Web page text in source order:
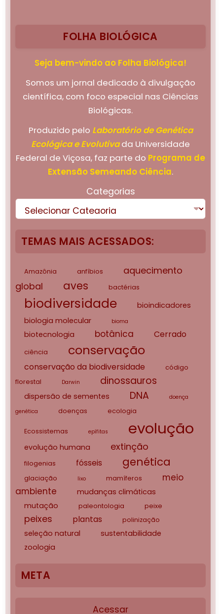
FOLHA BIOLÓGICA
Seja bem-vindo ao Folha Biológica!
Somos um jornal dedicado à divulgação
científica, com foco especial nas Ciências
Biológicas.
Produzido pelo Laboratório de Genética
Ecológica e Evolutivada Universidade
Federal de Viçosa, faz parte do Programa de
Extensão Semeando Ciência.
Categorias
TEMAS MAIS ACESSADOS:
Amazônia anfíbios
aquecimento
global
aves bactérias
biodiversidade
bioindicadores
biologia molecular
bioma
biotecnologia botânica Cerrado
ciência conservação
conservação da biodiversidade
código
florestal
Darwin dinossauros
dispersão de sementes DNA
doença
genética
doenças ecologia
Ecossistemas epífitas evolução
evolução humana extinção
filogenias fósseis genética
glaciação lixo mamíferos
meio
ambiente
mudanças climáticas
mutação
paleontologia peixe
peixes plantas polinização
seleção natural
sustentabilidade
zoologia
META
Acessar